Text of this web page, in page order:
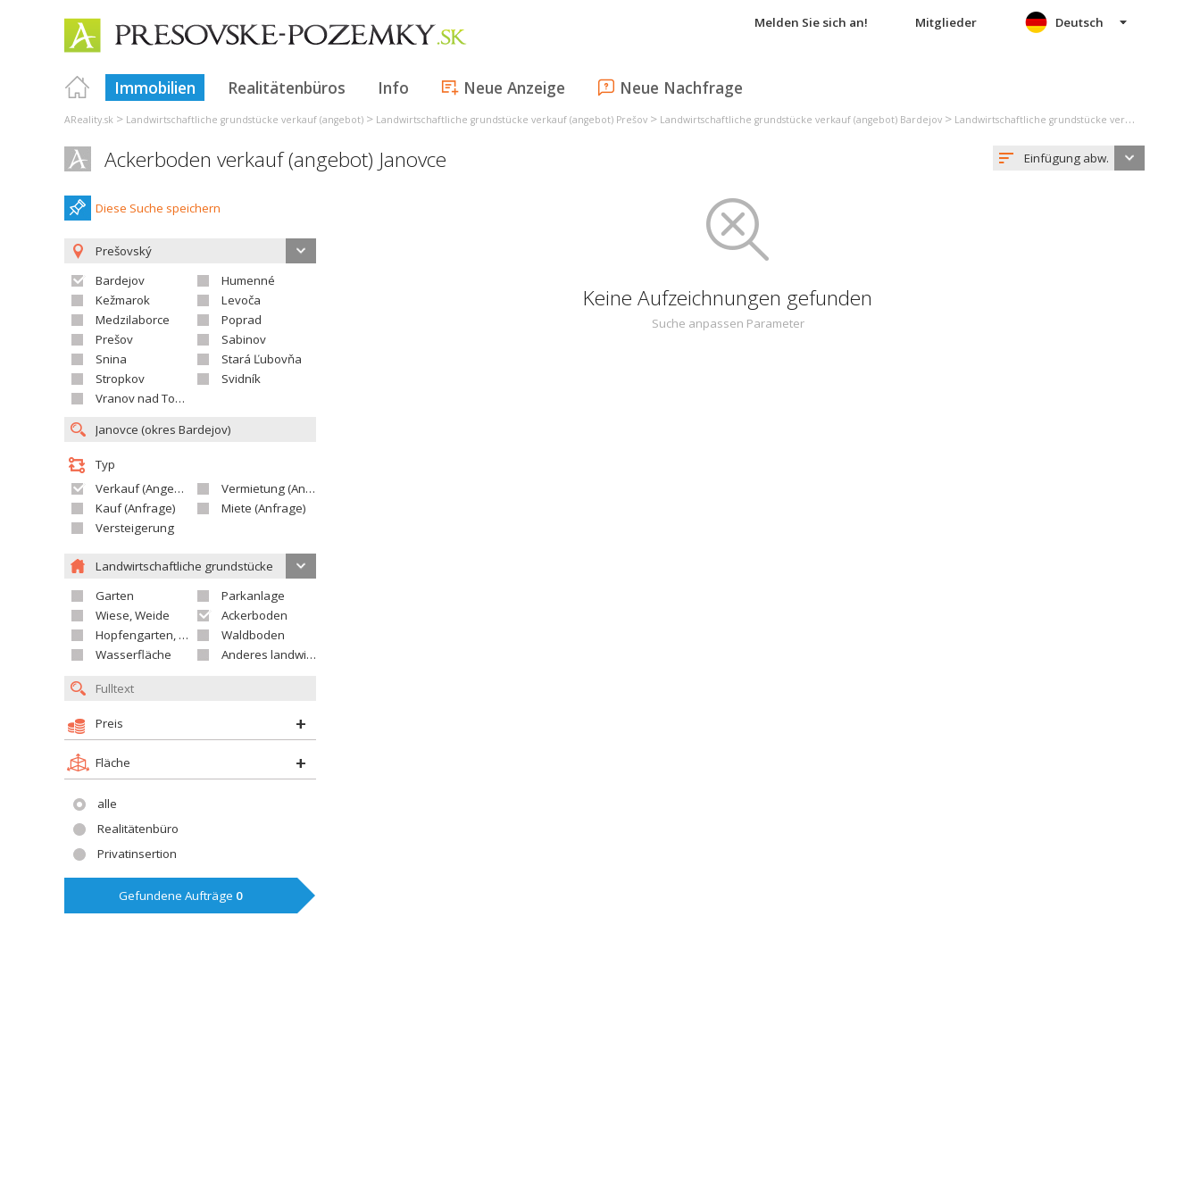
Melden Sie sich an! Mitglieder
Immobilien Realitätenbüros Info Neue Anzeige Neue Nachfrage
Deutsch
AReality.sk > Landwirtschaftliche grundstücke verkauf (angebot) > Landwirtschaftliche grundstücke verkauf (angebot) Prešov > Landwirtschaftliche grundstücke verkauf (angebot) Bardejov > Landwirtschaftliche grundstücke verkauf (angebot) Janovce
Ackerboden verkauf (angebot) Janovce Einfügung abw.
Diese Suche speichern
Prešovský
Bardejov
Humenné
Kežmarok
Levoča
Medzilaborce
Poprad
Prešov
Sabinov
Snina
Stará Ľubovňa
Stropkov
Svidník
Vranov nad Topľou
Typ
Verkauf (Angebot)
Vermietung (Angebot)
Kauf (Anfrage)
Miete (Anfrage)
Versteigerung
Landwirtschaftliche grundstücke
Garten
Parkanlage
Wiese, Weide
Ackerboden
Hopfengarten, Weingarten
Waldboden
Wasserfläche
Anderes landwirtschaftliches Grundstück
Preis
Fläche
alle
Realitätenbüro
Privatinsertion
Gefundene Aufträge 0
Keine Aufzeichnungen gefunden
Suche anpassen Parameter